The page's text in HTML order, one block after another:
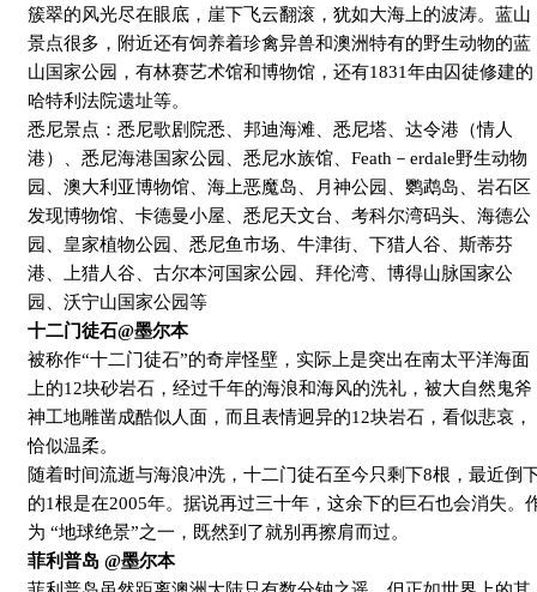
簇翠的风光尽在眼底，崖下飞云翻滚，犹如大海上的波涛。蓝山
景点很多，附近还有饲养着珍禽异兽和澳洲特有的野生动物的蓝
山国家公园，有林赛艺术馆和博物馆，还有1831年由囚徒修建的
哈特利法院遗址等。
悉尼景点：悉尼歌剧院悉、邦迪海滩、悉尼塔、达令港（情人
港）、悉尼海港国家公园、悉尼水族馆、 Feath － erdale野生动物
园、澳大利亚博物馆、海上恶魔岛、月神公园、鹦鹉岛、岩石区
发现博物馆、卡德曼小屋、悉尼天文台、考科尔湾码头、海德公
园、皇家植物公园、悉尼鱼市场、牛津街、下猎人谷、斯蒂芬
港、上猎人谷、古尔本河国家公园、拜伦湾、博得山脉国家公
园、沃宁山国家公园等
十二门徒石@墨尔本
被称作“十二门徒石”的奇岸怪壁，实际上是突出在南太平洋海面
上的12块砂岩石，经过千年的海浪和海风的洗礼，被大自然鬼斧
神工地雕凿成酷似人面，而且表情迥异的12块岩石，看似悲哀，
恰似温柔。
随着时间流逝与海浪冲洗，十二门徒石至今只剩下8根，最近倒
的1根是在2005年。据说再过三十年，这余下的巨石也会消失。
为 “地球绝景”之一，既然到了就别再擦肩而过。
菲利普岛 @墨尔本